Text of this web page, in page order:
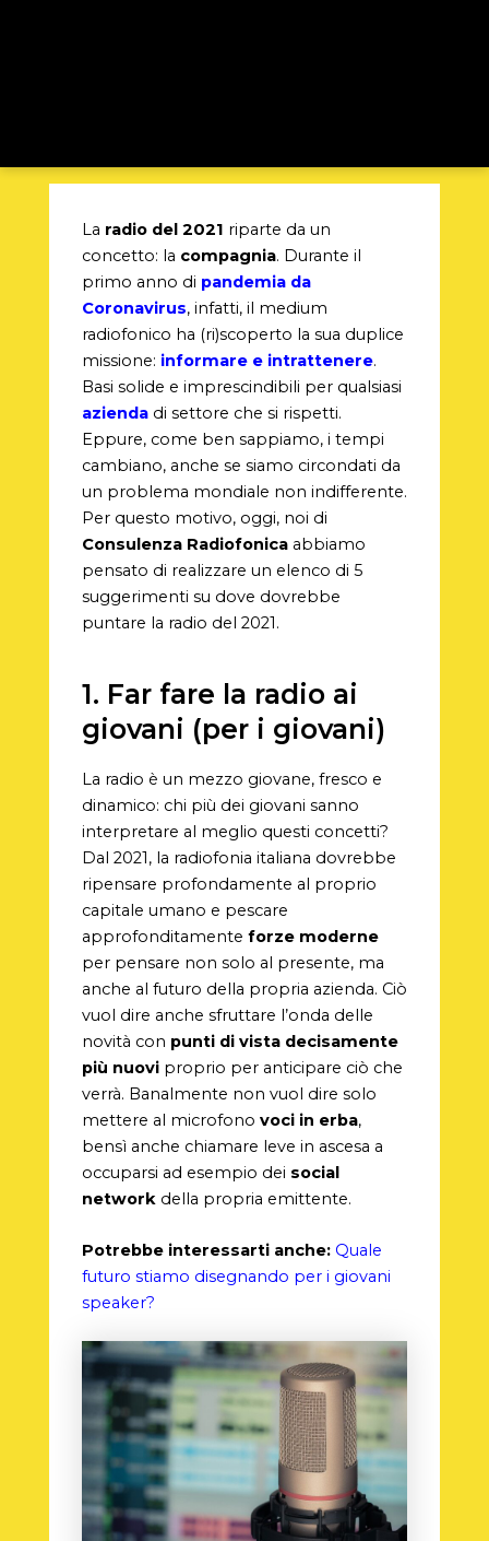
La radio del 2021 riparte da un
concetto: la compagnia. Durante il
primo anno di pandemia da
Coronavirus, infatti, il medium
radiofonico ha (ri)scoperto la sua duplice
missione: informare e intrattenere.
Basi solide e imprescindibili per qualsiasi
aziendadi settore che si rispetti.
Eppure, come ben sappiamo, i tempi
cambiano, anche se siamo circondati da
un problema mondiale non indifferente.
Per questo motivo, oggi, noi di
Consulenza Radiofonicaabbiamo
pensato di realizzare un elenco di 5
suggerimenti su dove dovrebbe
puntare la radio del 2021.
1. Far fare la radio ai
giovani (per i giovani)
La radio è un mezzo giovane, fresco e
dinamico: chi più dei giovani sanno
interpretare al meglio questi concetti?
Dal 2021, la radiofonia italiana dovrebbe
ripensare profondamente al proprio
capitale umano e pescare
approfonditamente forze moderne
per pensare non solo al presente, ma
anche al futuro della propria azienda. Ciò
vuol dire anche sfruttare l’onda delle
novità con punti di vista decisamente
più nuoviproprio per anticipare ciò che
verrà. Banalmente non vuol dire solo
mettere al microfono voci in erba,
bensì anche chiamare leve in ascesa a
occuparsi ad esempio dei social
networkdella propria emittente.
Potrebbe interessarti anche: Quale
futuro stiamo disegnando per i giovani
speaker?